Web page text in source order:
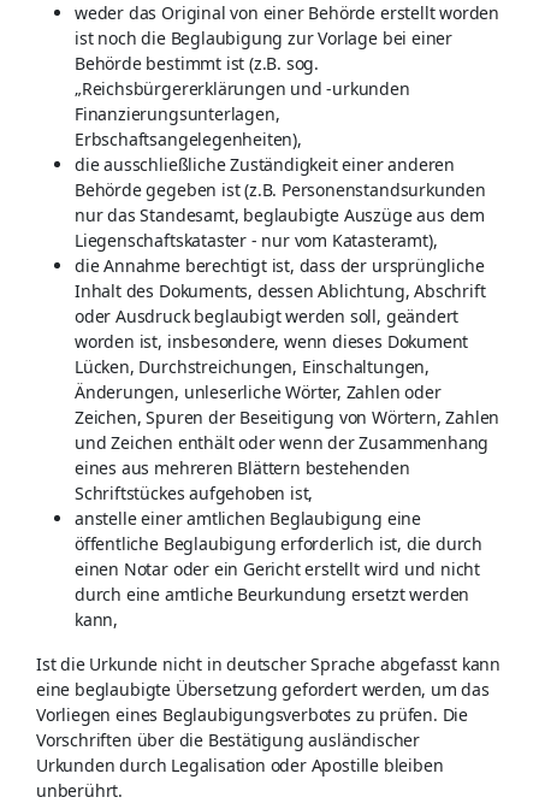
weder das Original von einer Behörde erstellt worden
ist noch die Beglaubigung zur Vorlage bei einer
Behörde bestimmt ist (z.B. sog.
„Reichsbürgererklärungen und -urkunden
Finanzierungsunterlagen,
Erbschaftsangelegenheiten),
die ausschließliche Zuständigkeit einer anderen
Behörde gegeben ist (z.B. Personenstandsurkunden
nur das Standesamt, beglaubigte Auszüge aus dem
Liegenschaftskataster - nur vom Katasteramt),
die Annahme berechtigt ist, dass der ursprüngliche
Inhalt des Dokuments, dessen Ablichtung, Abschrift
oder Ausdruck beglaubigt werden soll, geändert
worden ist, insbesondere, wenn dieses Dokument
Lücken, Durchstreichungen, Einschaltungen,
Änderungen, unleserliche Wörter, Zahlen oder
Zeichen, Spuren der Beseitigung von Wörtern, Zahlen
und Zeichen enthält oder wenn der Zusammenhang
eines aus mehreren Blättern bestehenden
Schriftstückes aufgehoben ist,
anstelle einer amtlichen Beglaubigung eine
öffentliche Beglaubigung erforderlich ist, die durch
einen Notar oder ein Gericht erstellt wird und nicht
durch eine amtliche Beurkundung ersetzt werden
kann,
Ist die Urkunde nicht in deutscher Sprache abgefasst kann
eine beglaubigte Übersetzung gefordert werden, um das
Vorliegen eines Beglaubigungsverbotes zu prüfen. Die
Vorschriften über die Bestätigung ausländischer
Urkunden durch Legalisation oder Apostille bleiben
unberührt.